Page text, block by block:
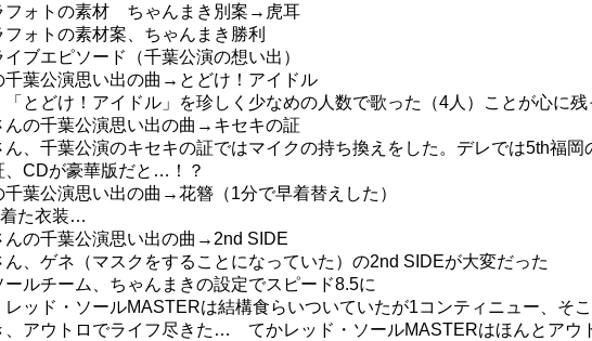
フォトの素材 ちゃんまき別案→虎耳
ォトの素材案、ちゃんまき勝利
ブエピソード（千葉公演の想い出）
千葉公演思い出の曲→とどけ！アイドル
とどけ！アイドル」を珍しく少なめの人数で歌った（4人）ことが心に
んの千葉公演思い出の曲→キセキの証
、千葉公演のキセキの証ではマイクの持ち換えをした。デレでは5th福岡
、CDが豪華版だと…！？
葉公演思い出の曲→花簪（1分で早着替えした）
た衣装…
んの千葉公演思い出の曲→2nd SIDE
、ゲネ（マスクをすることになっていた）の2nd SIDEが大変だった
ルチーム、ちゃんまきの設定でスピード8.5に
ッド・ソールMASTERは結構食らいついていたが1コンティニュー、そ
、アウトロでライフ尽きた… てかレッド・ソールMASTERはほんとアウ